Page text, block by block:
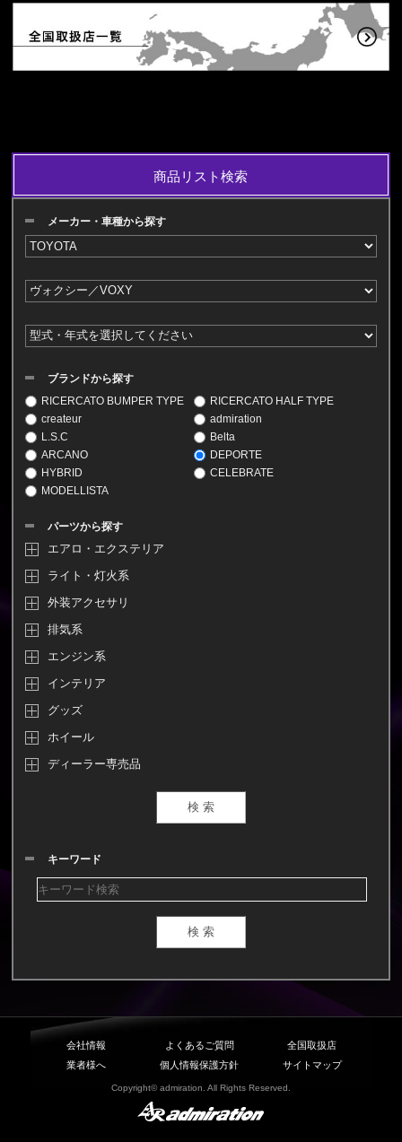
商品リスト検索
メーカー・車種から探す
ブランドから探す
RICERCATO BUMPER TYPE
RICERCATO HALF TYPE
createur
admiration
L.S.C
Belta
ARCANO
DEPORTE
HYBRID
CELEBRATE
MODELLISTA
パーツから探す
エアロ・エクステリア
ライト・灯火系
外装アクセサリ
排気系
エンジン系
インテリア
グッズ
ホイール
ディーラー専売品
キーワード
会社情報 よくあるご質問
全国取扱店
業者様へ
個人情報保護方針 サイトマップ
Copyright© admiration. All Rights Reserved.